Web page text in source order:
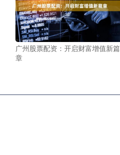
广州股票配资：开启财富增值新篇
章